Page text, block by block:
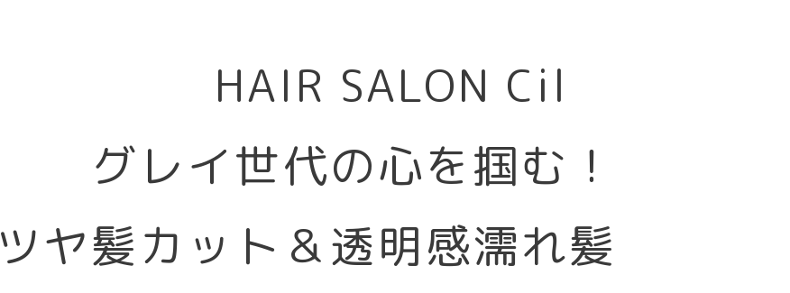
HAIR SALON Cil
グレイ世代の心を掴む！
ツヤ髪カット＆透明感濡れ髪